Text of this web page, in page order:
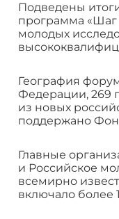
Подведены
программа «Шаг
молодых
География
Федерации, 269
из новых
поддержано
Главные
и Российское
всемирно
включало более